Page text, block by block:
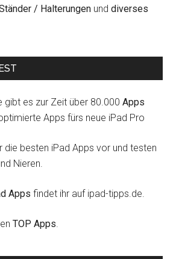
/ Halterungen unddiverses
gibt es zur Zeit über 80.000Apps
Apps fürs neue iPad Pro
die besten iPad Apps vor und testen
Nieren.
Apps findet ihr auf ipad-tipps.de.
TOP Apps.